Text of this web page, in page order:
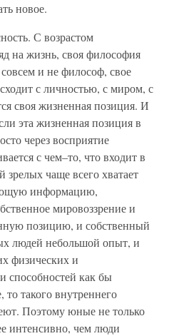
новое.
С возрастом
на жизнь, своя философия
и не философ, свое
с личностью, с миром, с
своя жизненная позиция. И
эта жизненная позиция в
через восприятие
с чем–то, что входит в
чаще всего хватает
информацию,
мировоззрение и
позицию, и собственный
людей небольшой опыт, и
физических и
способностей как бы
то такого внутреннего
Поэтому юные не только
интенсивно, чем люди